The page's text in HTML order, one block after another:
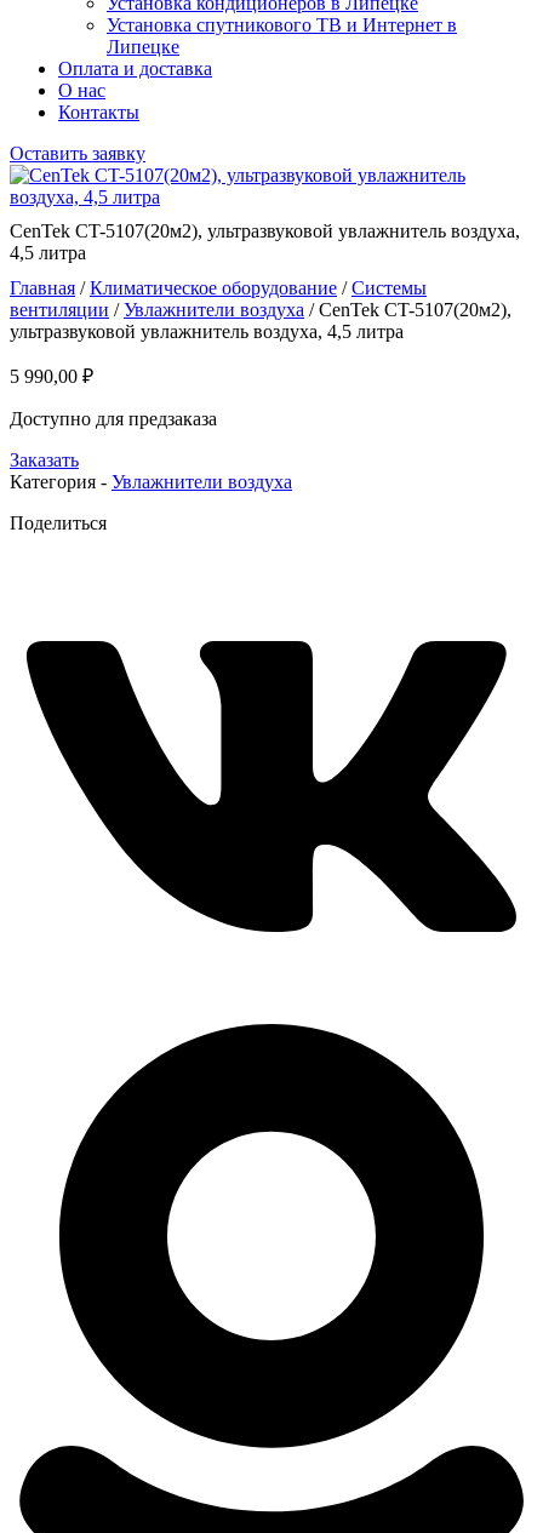
Установка спутникового ТВ и Интернет в
Липецке
Оплата и доставка
О нас
Контакты
Оставить заявку
CenTek CT-5107(20м2), ультразвуковой увлажнитель воздуха,
4,5 литра
Главная /Климатическое оборудование /Системы
вентиляции /Увлажнители воздуха / CenTek CT-5107(20м2),
ультразвуковой увлажнитель воздуха, 4,5 литра
5 990,00 ₽
Доступно для предзаказа
Заказать
Категория - Увлажнители воздуха
Поделиться